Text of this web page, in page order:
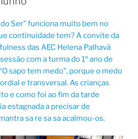
Ser” funciona muito bem no
continuidade tem? A convite da
das AEC Helena Palhavã
com a turma do 1º ano de
sapo tem medo”, porque o medo
e transversal. As crianças
e como foi ao fim da tarde
estagnada a precisar de
sa re sa sa acalmou-os.